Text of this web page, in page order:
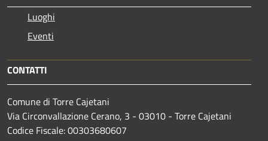
Luoghi
Eventi
CONTATTI
Comune di Torre Cajetani
Via Circonvallazione Cerano, 3 - 03010 - Torre Cajetani
Codice Fiscale: 00303680607